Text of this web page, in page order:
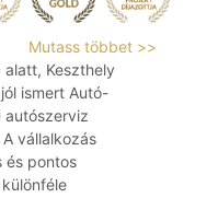
Mutass többet >>
alatt, Keszthely
ismert Autó-
autószerviz
vállalkozás
és pontos